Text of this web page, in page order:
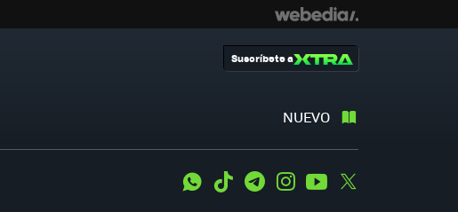
NUEVO
Suscríbete a
WhatsApp
Tiktok TelegramInstagramYoutube